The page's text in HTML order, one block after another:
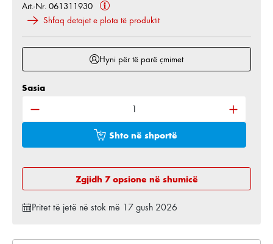
Art.-Nr. 061311930
Shfaq detajet e plota të produktit
Hyni për të parë çmimet
Sasia e produktit: Shkruani sasinë e dëshiruar
Sasia
Shto në shportë
Zgjidh 7 opsione në shumicë
Pritet të jetë në stok më 17 gush 2026